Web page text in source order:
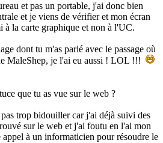
et pas un portable, j'ai donc bien
et je viens de vérifier et mon écran
à la carte graphique et non à l'UC.
dont tu m'as parlé avec le passage où
MaleShep, je l'ai eu aussi ! LOL !!!
que tu as vue sur le web ?
trop bidouiller car j'ai déjà suivi des
sur le web et j'ai foutu en l'ai mon
appel à un informaticien pour résoudre le